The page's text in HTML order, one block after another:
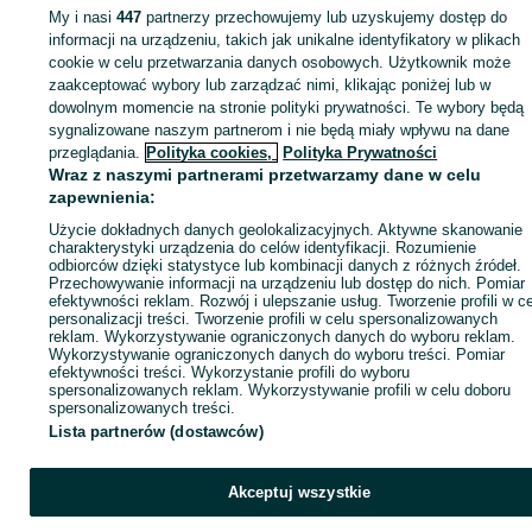
KATEGORIA
ID:1059370485 Wyświetlenia:
Zadzwoń / SMS
My i nasi447 partnerzy przechowujemy lub uzyskujemy dostęp do
informacji na urządzeniu, takich jak unikalne identyfikatory w plikach
cookie w celu przetwarzania danych osobowych. Użytkownik może
zaakceptować wybory lub zarządzać nimi, klikając poniżej lub w
dowolnym momencie na stronie polityki prywatności. Te wybory będą
sygnalizowane naszym partnerom i nie będą miały wpływu na dane
przeglądania. Polityka cookies, Polityka Prywatności
Wraz z naszymi partnerami przetwarzamy dane w celu
zapewnienia:
Użycie dokładnych danych geolokalizacyjnych. Aktywne skanowanie
charakterystyki urządzenia do celów identyfikacji. Rozumienie
odbiorców dzięki statystyce lub kombinacji danych z różnych źródeł.
Przechowywanie informacji na urządzeniu lub dostęp do nich. Pomiar
efektywności reklam. Rozwój i ulepszanie usług. Tworzenie profili w
personalizacji treści. Tworzenie profili w celu spersonalizowanych
reklam. Wykorzystywanie ograniczonych danych do wyboru reklam.
Wykorzystywanie ograniczonych danych do wyboru treści. Pomiar
efektywności treści. Wykorzystanie profili do wyboru
spersonalizowanych reklam. Wykorzystywanie profili w celu doboru
spersonalizowanych treści.
Lista partnerów (dostawców)
Akceptuj wszystkie